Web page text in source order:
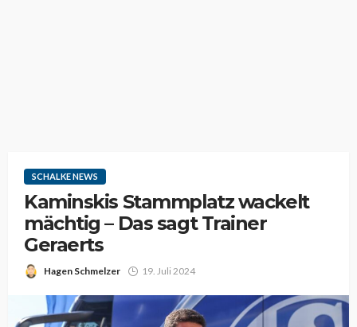
SCHALKE NEWS
Kaminskis Stammplatz wackelt
mächtig – Das sagt Trainer
Geraerts
Hagen Schmelzer 19. Juli 2024